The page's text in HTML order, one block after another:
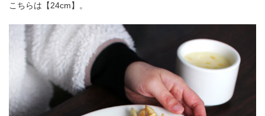
こちらは【24cm】。